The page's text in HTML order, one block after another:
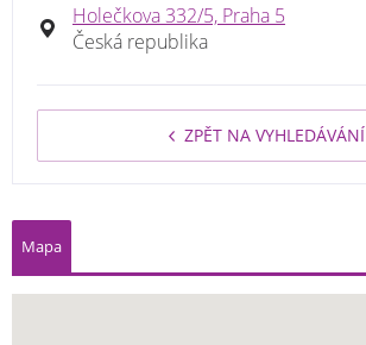
Holečkova 332/5, Praha 5
Česká republika
ZPĚT NA VYHLEDÁVÁNÍ
Mapa